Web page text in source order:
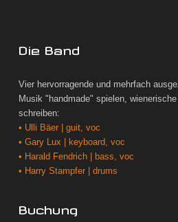
Die Band
Vier hervorragende und mehrfach
Musik "handmade" spielen,
schreiben:
• Ulli Bäer | guit, voc
• Gary Lux | keyboard, voc
• Harald Fendrich | bass, voc
• Harry Stampfer | drums
Buchung